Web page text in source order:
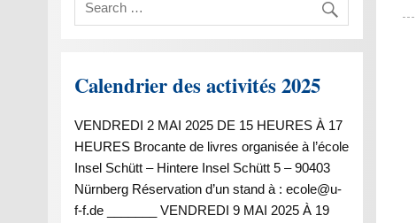
Calendrier des activités 2025
VENDREDI 2 MAI 2025 DE 15 HEURES À 17
HEURES Brocante de livres organisée à l’école
Insel Schütt – Hintere Insel Schütt 5 – 90403
Nürnberg Réservation d’un stand à : ecole@u-
f-f.de _______ VENDREDI 9 MAI 2025 À 19